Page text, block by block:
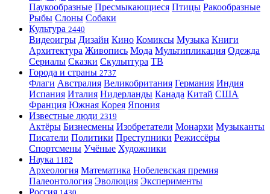
Паукообразные Пресмыкающиеся Птицы Ракообразные
Рыбы Слоны Собаки
Культура 2440
Видеоигры Дизайн Кино Комиксы Музыка Книги
Архитектура Живопись Мода Мультипликация Одежда
Сериалы Сказки Скульптура ТВ
Города и страны 2737
Флаги Австралия Великобритания Германия Индия
Испания Италия Нидерланды Канада Китай США
Франция Южная Корея Япония
Известные люди 2319
Актёры Бизнесмены Изобретатели Монархи Музыканты
Писатели Политики Преступники Режиссёры
Спортсмены Учёные Художники
Наука 1182
Археология Математика Нобелевская премия
Палеонтология Эволюция Эксперименты
Россия